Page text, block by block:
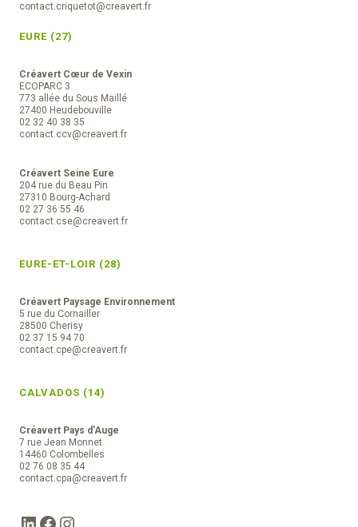
contact.criquetot@creavert.fr
EURE (27)
Créavert Cœur de Vexin
ECOPARC 3
773 allée du Sous Maillé
27400 Heudebouville
02 32 40 38 35
contact.ccv@creavert.fr
Créavert Seine Eure
204 rue du Beau Pin
27310 Bourg-Achard
02 27 36 55 46
contact.cse@creavert.fr
EURE-ET-LOIR (28)
Créavert Paysage Environnement
5 rue du Cornailler
28500 Cherisy
02 37 15 94 70
contact.cpe@creavert.fr
CALVADOS (14)
Créavert Pays d’Auge
7 rue Jean Monnet
14460 Colombelles
02 76 08 35 44
contact.cpa@creavert.fr